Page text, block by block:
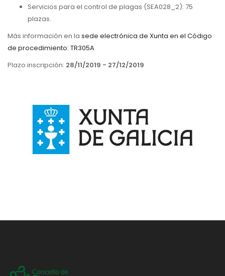
Servicios para el control de plagas (SEA028_2): 75
plazas.
Más información en la sede electrónica de Xunta en el Código
de procedimiento: TR305A
Plazo inscripción: 28/11/2019 - 27/12/2019